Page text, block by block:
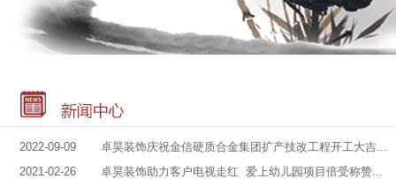
2022-09-09 卓昊装饰庆祝金信硬质合金集团扩产技改工程开工大吉...
2021-02-26 卓昊装饰助力客户电视走红 爱上幼儿园项目倍受称赞...